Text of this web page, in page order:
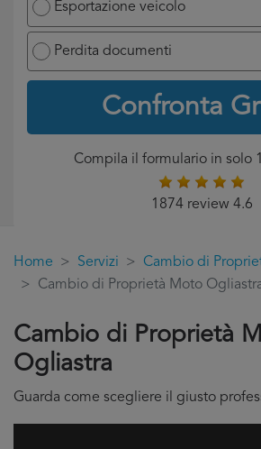
Esportazione veicolo
Perdita documenti
Confronta
Compila il formulario in solo
1874 review 4.6
Home Servizi
Cambio di
Cambio di Proprietà Moto
Cambio di Proprietà
Ogliastra
Guarda come scegliere il giusto